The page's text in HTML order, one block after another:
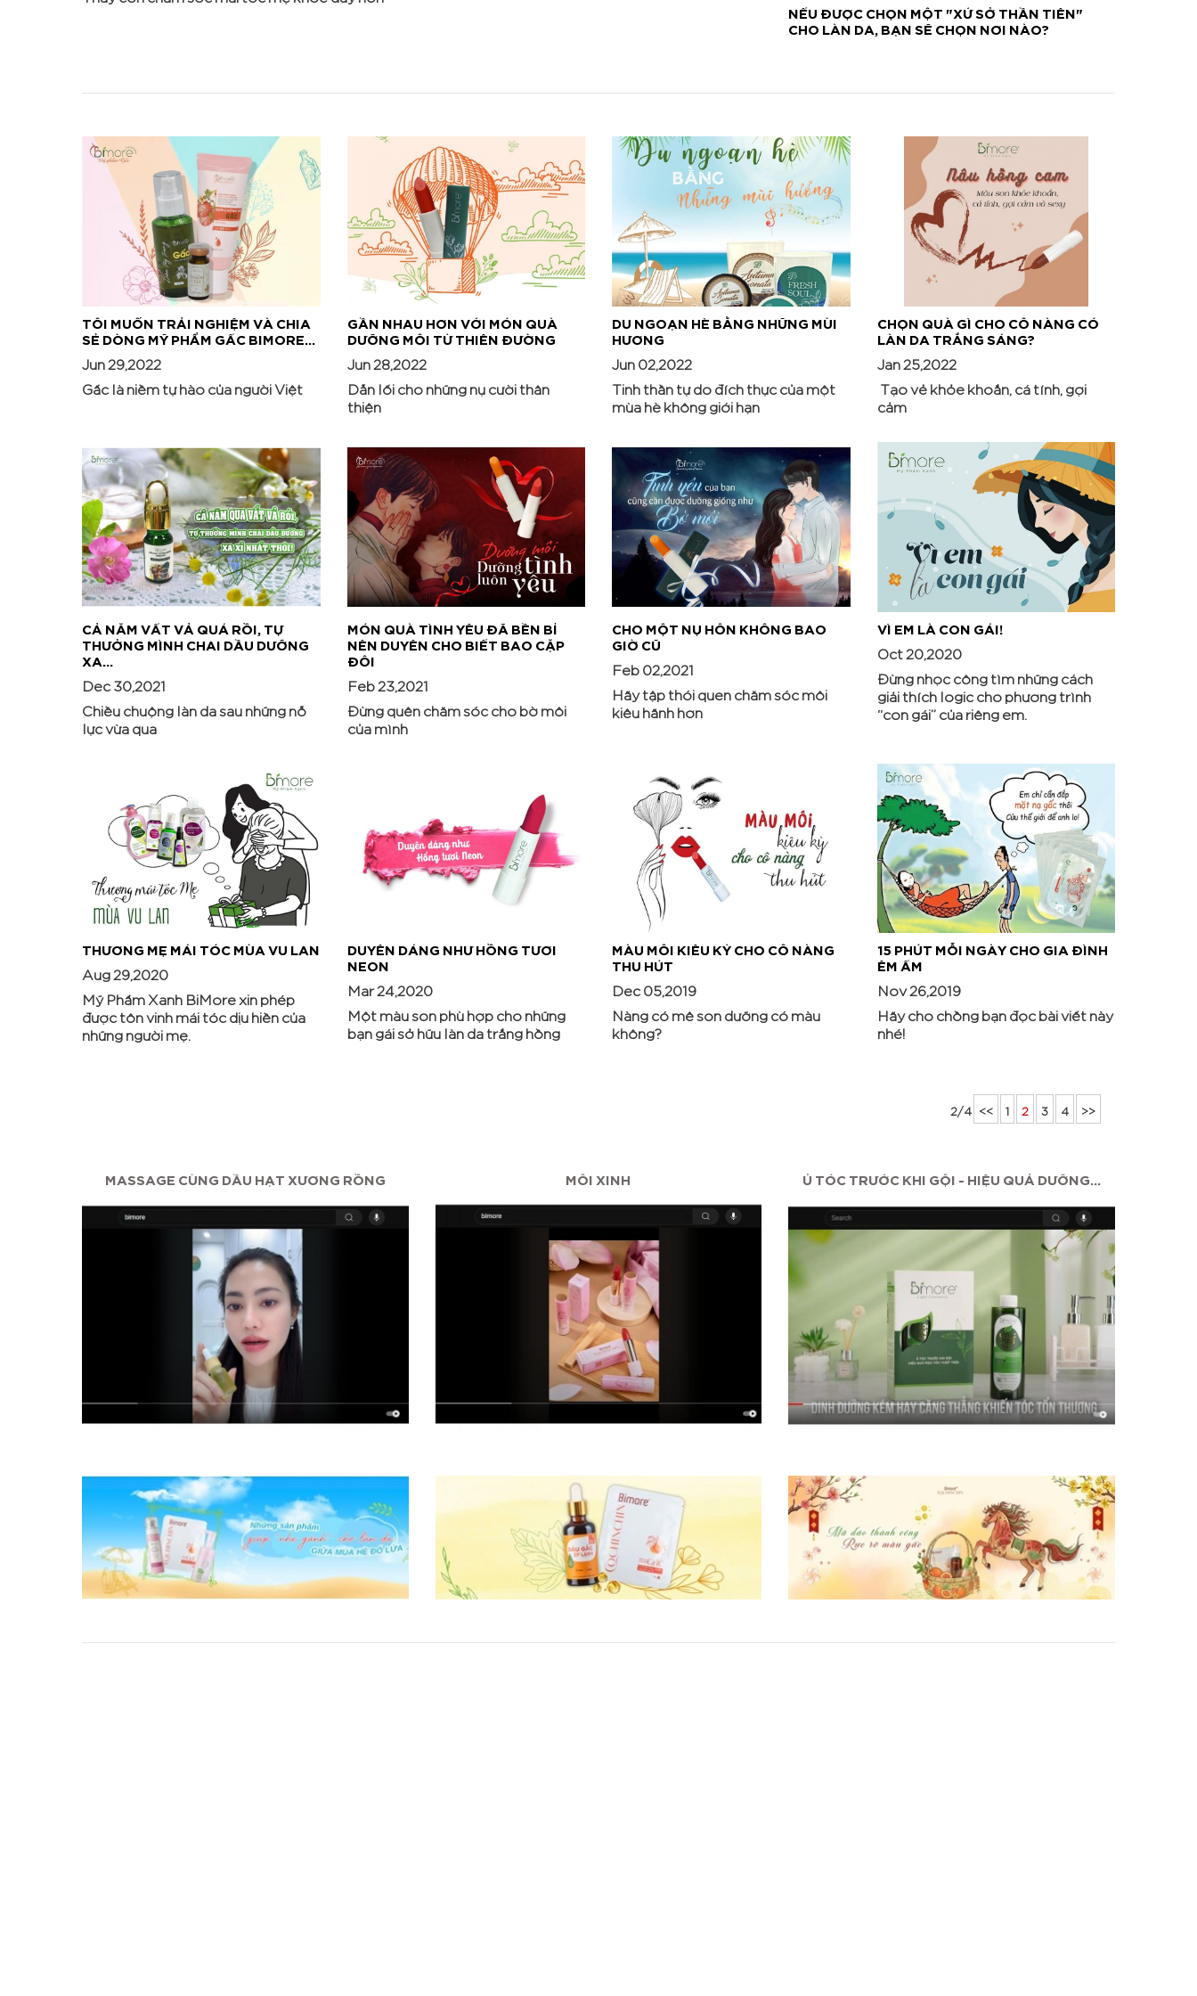
NẾU ĐƯỢC CHỌN MỘT "XỨ SỞ THẦN TIÊN"
CHO LÀN DA, BẠN SẼ CHỌN NƠI NÀO?
TÔI MUỐN TRẢI NGHIỆM VÀ CHIA
SẺ DÒNG MỸ PHẨM GẤC BIMORE...
Jun 29,2022
Gấc là niềm tự hào của người Việt
GẦN NHAU HƠN VỚI MÓN QUÀ
DƯỠNG MÔI TỪ THIÊN ĐƯỜNG
Jun 28,2022
Dẫn lối cho những nụ cười thân
thiện
DU NGOẠN HÈ BẰNG NHỮNG MÙI
HƯƠNG
Jun 02,2022
Tinh thần tự do đích thực của một
mùa hè không giới hạn
CHỌN QUÀ GÌ CHO CÔ NÀNG CÓ
LÀN DA TRẮNG SÁNG?
Jan 25,2022
Tạo vẻ khỏe khoắn, cá tính, gợi
cảm
CẢ NĂM VẤT VẢ QUÁ RỒI, TỰ
THƯỞNG MÌNH CHAI DẦU DƯỠNG
XA...
Dec 30,2021
Chiều chuộng làn da sau những nỗ
lực vừa qua
MÓN QUÀ TÌNH YÊU ĐÃ BỀN BỈ
NÊN DUYÊN CHO BIẾT BAO CẶP
ĐÔI
Feb 23,2021
Đừng quên chăm sóc cho bờ môi
của mình
CHO MỘT NỤ HÔN KHÔNG BAO
GIỜ CŨ
Feb 02,2021
Hãy tập thói quen chăm sóc môi
kiêu hãnh hơn
VÌ EM LÀ CON GÁI!
Oct 20,2020
Đừng nhọc công tìm những cách
giải thích logic cho phương trình
“con gái” của riêng em.
THƯƠNG MẸ MÁI TÓC MÙA VU LAN
Aug 29,2020
Mỹ Phẩm Xanh BiMore xin phép
được tôn vinh mái tóc dịu hiền của
những người mẹ.
DUYÊN DÁNG NHƯ HỒNG TƯƠI
NEON
Mar 24,2020
Một màu son phù hợp cho những
bạn gái sở hữu làn da trắng hồng
MÀU MÔI KIÊU KỲ CHO CÔ NÀNG
THU HÚT
Dec 05,2019
Nàng có mê son dưỡng có màu
không?
15 PHÚT MỖI NGÀY CHO GIA ĐÌNH
ÊM ẤM
Nov 26,2019
Hãy cho chồng bạn đọc bài viết này
nhé!
2/4 << 1 2 3 4 >>
MASSAGE CÙNG DẦU HẠT XƯƠNG RỒNG MÔI XINH Ủ TÓC TRƯỚC KHI GỘI - HIỆU QUẢ DƯỠNG...